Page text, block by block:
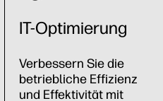
IT-Optimierung
Verbessern Sie die
betriebliche Effizienz
und Effektivität mit